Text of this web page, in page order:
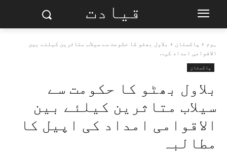
قیادت
ہوم پاکستان
بلاول بھٹو کا حکومت سے سیلاب متاثرین کیلئے بین
الاقوامی امداد کی...
پاکستان
بلاول بھٹو کا حکومت سے
سیلاب متاثرین کیلئے بین
الاقوامی امداد کی اپیل کا
مطالبہ